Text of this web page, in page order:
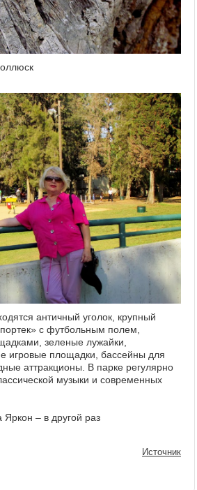
античный уголок, крупный
с футбольным полем,
зеленые лужайки,
игровые площадки, бассейны для
аттракционы. В парке регулярно
музыки и современных
– в другой раз
Источник